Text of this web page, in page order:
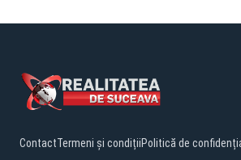
ContactTermeni și condițiiPolitică de